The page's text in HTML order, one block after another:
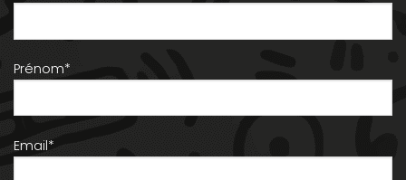
Prénom*
Email*